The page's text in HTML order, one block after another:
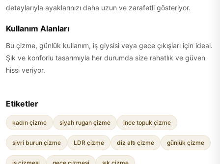
detaylarıyla ayaklarınızı daha uzun ve zarafetli gösteriyor.
Kullanım Alanları
Bu çizme, günlük kullanım, iş giysisi veya gece çıkışları için ideal.
Şık ve konforlu tasarımıyla her durumda size rahatlık ve güven
hissi veriyor.
Etiketler
kadın çizme siyah rugan çizme ince topuk çizme
sivri burun çizme LDR çizme diz altı çizme günlük çizme